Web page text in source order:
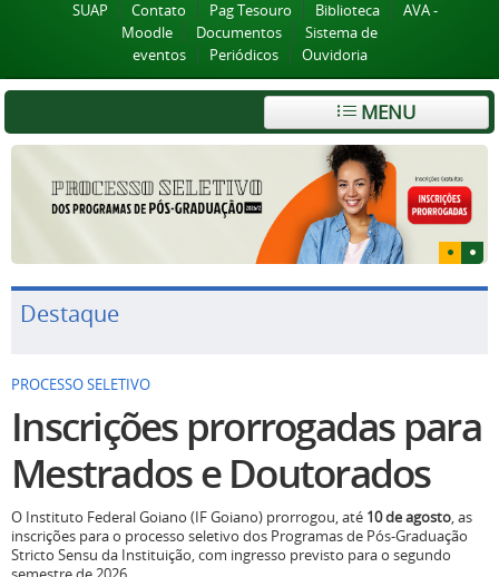
SUAP Contato Pag Tesouro Biblioteca
AVA -
Moodle
Documentos
Sistema de
eventos
Periódicos Ouvidoria
MENU
Destaque
Inscrições prorrogadas para
Mestrados e Doutorados
inscrições para o processo seletivo dos Programas de Pós-Graduação
Stricto Sensu da Instituição, com ingresso previsto para o segundo
semestre de 2026.